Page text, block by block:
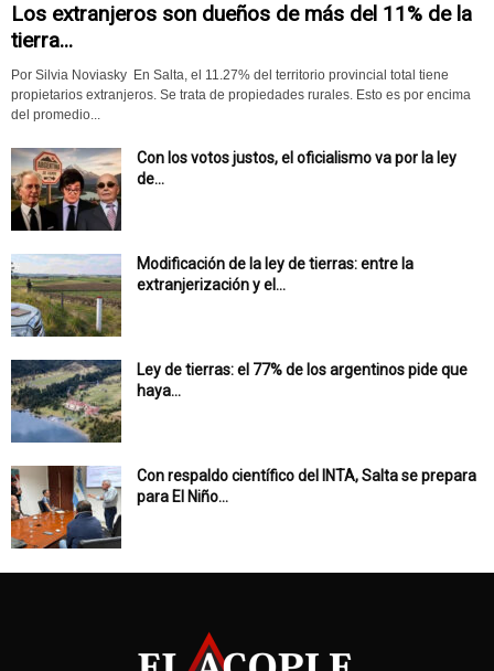
Los extranjeros son dueños de más del 11% de la
tierra...
Por Silvia Noviasky En Salta, el 11.27% del territorio provincial total tiene
propietarios extranjeros. Se trata de propiedades rurales. Esto es por encima
del promedio...
Con los votos justos, el oficialismo va por la ley
de...
Modificación de la ley de tierras: entre la
extranjerización y el...
Ley de tierras: el 77% de los argentinos pide que
haya...
Con respaldo científico del INTA, Salta se prepara
para El Niño...